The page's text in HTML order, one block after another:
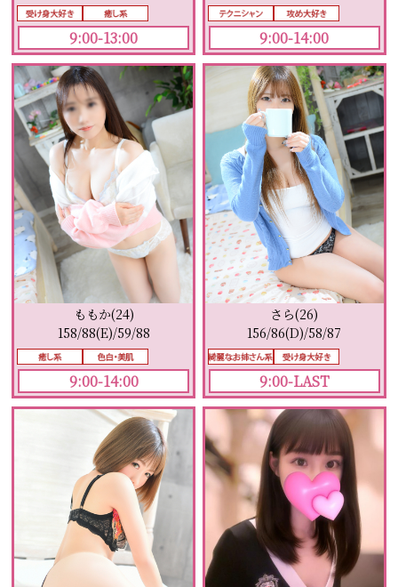
9:00-13:00 9:00-14:00
ももか(24)
158/88(E)/59/88
9:00-14:00
さら(26)
156/86(D)/58/87
9:00-LAST